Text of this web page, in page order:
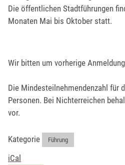
Die öffentlichen Stadtführungen
Monaten Mai bis Oktober statt.
Wir bitten um vorherige
Die Mindesteilnehmendenzahl für
Personen. Bei Nichterreichen
vor.
Kategorie Führung
iCal